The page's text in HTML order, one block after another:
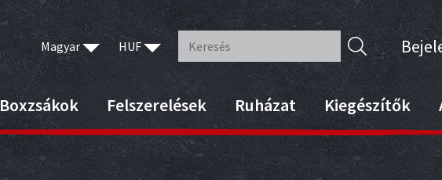
Magyar HUF
Boxzsákok Felszerelések Ruházat Kiegészítők